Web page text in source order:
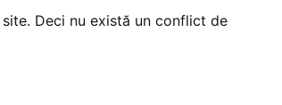
Deci nu există un conflict de